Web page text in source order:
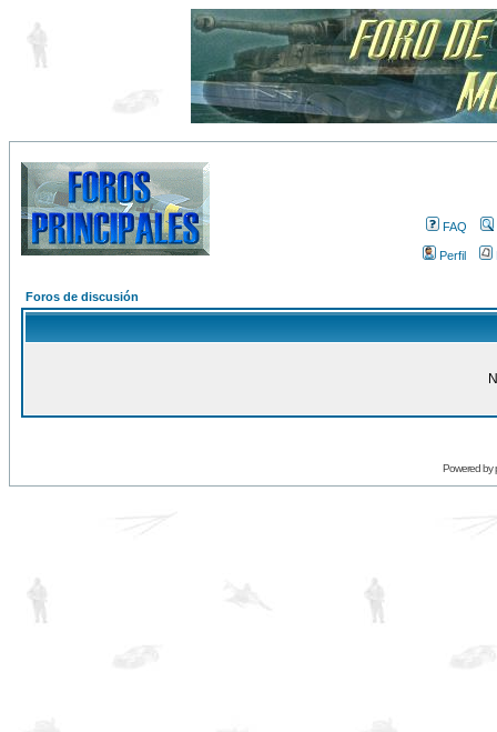
FAQ
Perfil
Foros de discusión
Powered by